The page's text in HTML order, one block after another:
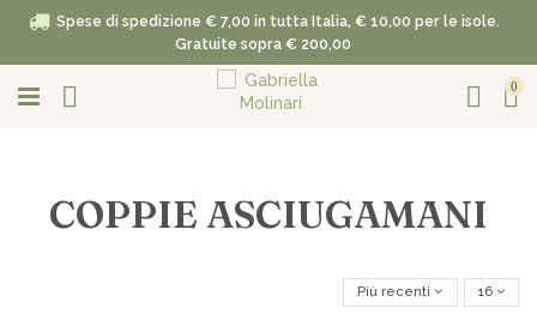
Spese di spedizione € 7,00 in tutta Italia, € 10,00 per le isole.
Gratuite sopra € 200,00
0
COPPIE ASCIUGAMANI
Più recenti 16